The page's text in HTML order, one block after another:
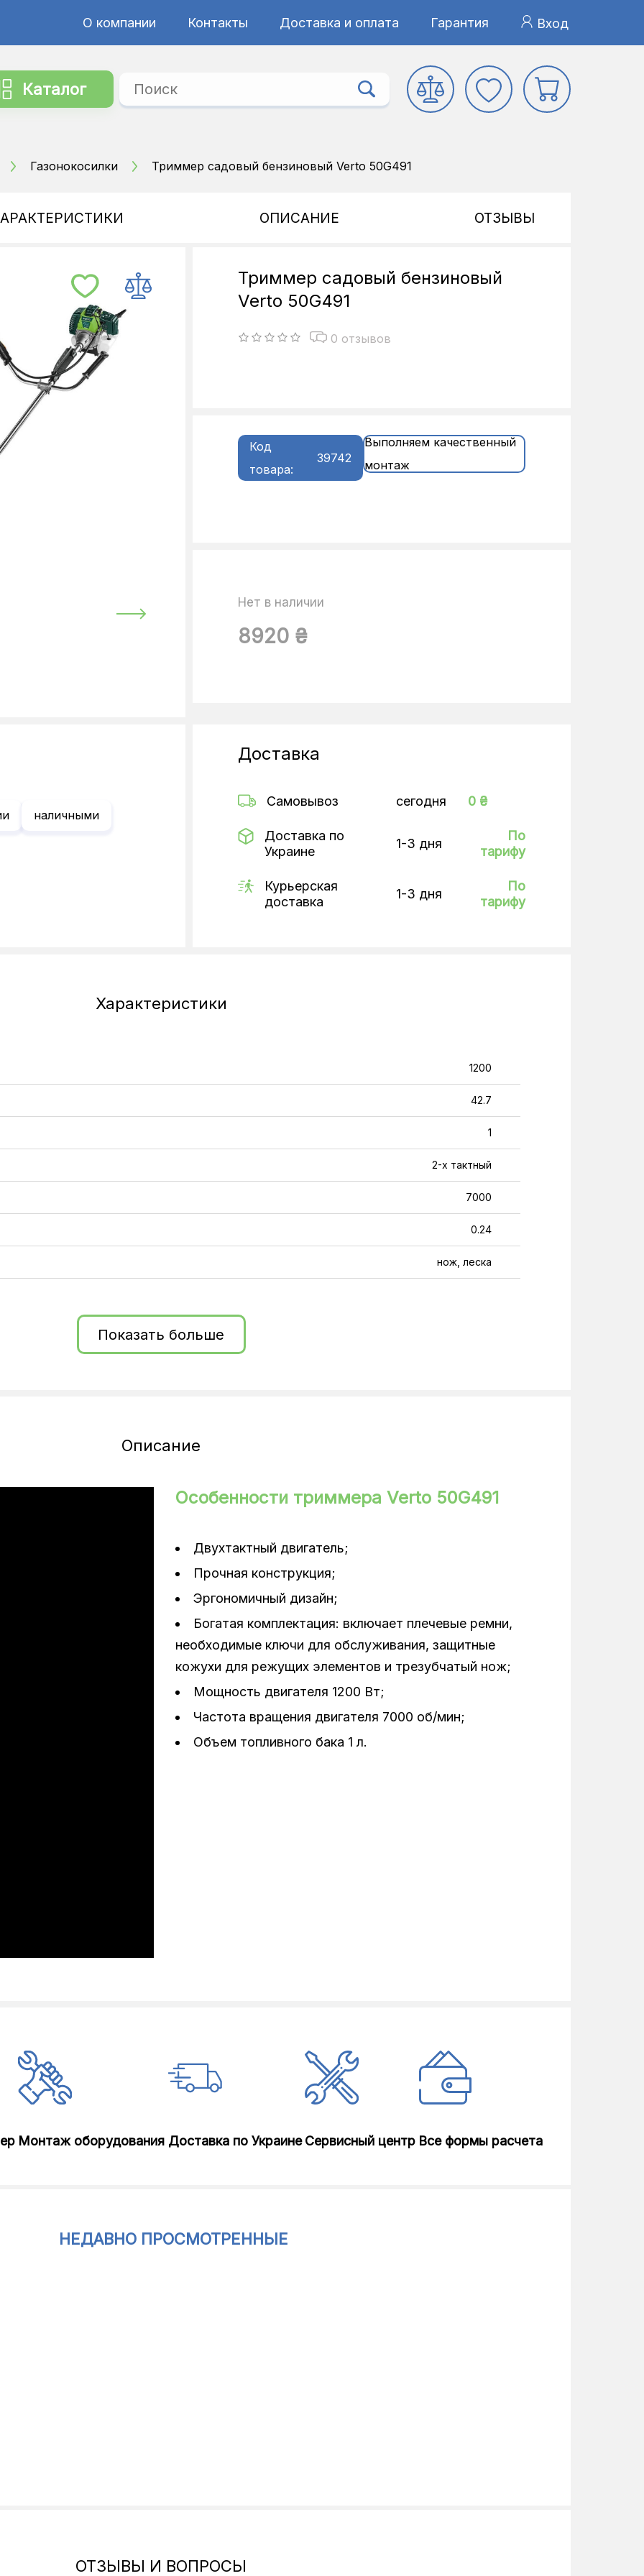
О компании Контакты Доставка и оплата Гарантия Вход
Каталог
Газонокосилки Триммер садовый бензиновый Verto 50G491
ОПИСАНИЕ ОТЗЫВЫ
наличными
Триммер садовый бензиновый
Verto 50G491
0 отзывов
Код
товара:
39742
Выполняем качественный
монтаж
Нет в наличии
8920 ₴
Доставка
Самовывоз сегодня 0 ₴
Доставка по
Украине
1-3 дня
По
тарифу
Курьерская
доставка
1-3 дня
По
тарифу
Характеристики
1200
42.7
1
2-х тактный
7000
0.24
нож, леска
Показать больше
Описание
Особенности триммера Verto 50G491
Двухтактный двигатель;
Прочная конструкция;
Эргономичный дизайн;
Богатая комплектация: включает плечевые ремни,
необходимые ключи для обслуживания, защитные
кожухи для режущих элементов и трезубчатый нож;
Мощность двигателя 1200 Вт;
Частота вращения двигателя 7000 об/мин;
Объем топливного бака 1 л.
Монтаж оборудования Доставка по Украине Сервисный центр Все формы расчета
НЕДАВНО ПРОСМОТРЕННЫЕ
ОТЗЫВЫ И ВОПРОСЫ